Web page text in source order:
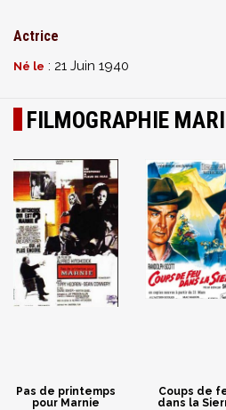
Actrice
Né le : 21 Juin 1940
FILMOGRAPHIE
Pas de printemps
pour Marnie
Coups de
dans la